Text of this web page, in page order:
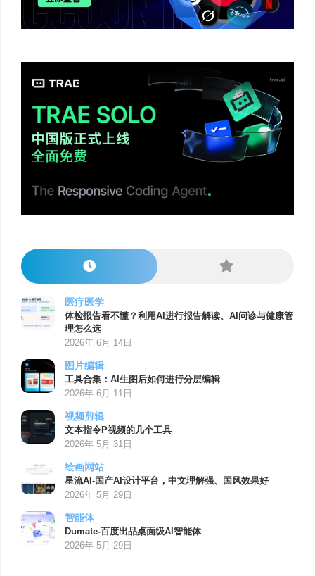
医疗医学
体检报告看不懂？利用AI进行报告解读、AI问诊与健康管
理怎么选
2026年 6月 14日
图片编辑
工具合集：AI生图后如何进行分层编辑
2026年 6月 11日
视频剪辑
文本指令P视频的几个工具
2026年 5月 31日
绘画网站
星流AI-国产AI设计平台，中文理解强、国风效果好
2026年 5月 29日
智能体
Dumate-百度出品桌面级AI智能体
2026年 5月 29日